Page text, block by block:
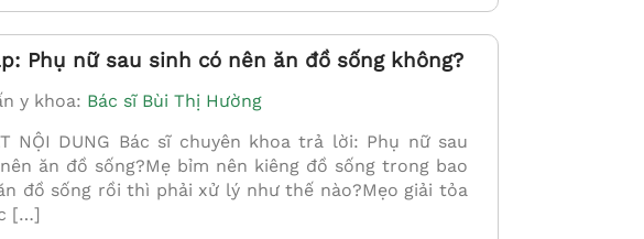
Bùi Thị Hường
khoa cấp I Sản Phụ
khoa
CHI TIẾT
Chuyên khoa cấp I Sản Phụ
khoa
CHI TIẾT
Phụ nữ sau sinh có nên ăn đồ sống không?
y khoa: Bác sĩ Bùi Thị Hường
NỘI DUNG Bác sĩ chuyên khoa trả lời: Phụ nữ sau
ăn đồ sống?Mẹ bỉm nên kiêng đồ sống trong bao
đồ sống rồi thì phải xử lý như thế nào?Mẹo giải tỏa
[…]